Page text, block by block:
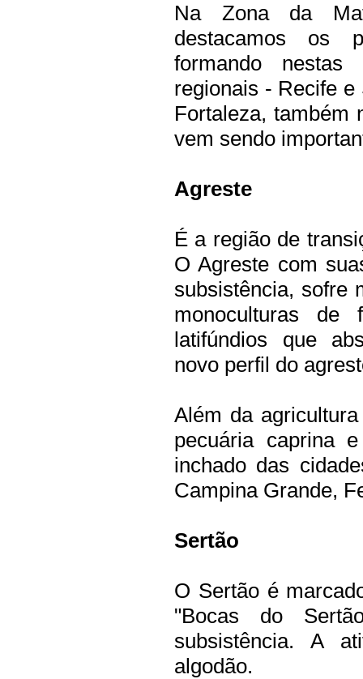
Na Zona da
destacamos os
formando
regionais - Recife
Fortaleza, também
vem sendo
Agreste
É a região de
O Agreste com
subsistência, sofre
monoculturas de
latifúndios que
novo perfil do
Além da
pecuária caprina
inchado das
Campina Grande,
Sertão
O Sertão é
"Bocas do
subsistência. A
algodão.